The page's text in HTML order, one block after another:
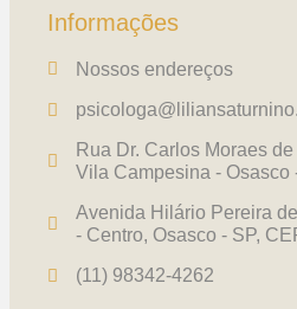
Informações
Nossos endereços
Rua Dr. Carlos Moraes
Vila Campesina - Osasco
Avenida Hilário Pereira
- Centro, Osasco - SP,
(11) 98342-4262